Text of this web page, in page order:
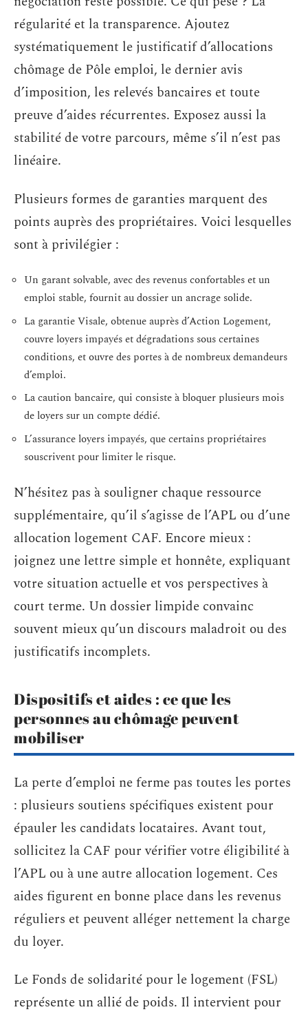
régularité et la transparence. Ajoutez
systématiquement le justificatif d’allocations
chômage de Pôle emploi, le dernier avis
d’imposition, les relevés bancaires et toute
preuve d’aides récurrentes. Exposez aussi la
stabilité de votre parcours, même s’il n’est pas
linéaire.
Plusieurs formes de garanties marquent des
points auprès des propriétaires. Voici lesquelles
sont à privilégier :
Un garant solvable, avec des revenus confortables et un
emploi stable, fournit au dossier un ancrage solide.
La garantie Visale, obtenue auprès d’Action Logement,
couvre loyers impayés et dégradations sous certaines
conditions, et ouvre des portes à de nombreux demandeurs
d’emploi.
La caution bancaire, qui consiste à bloquer plusieurs mois
de loyers sur un compte dédié.
L’assurance loyers impayés, que certains propriétaires
souscrivent pour limiter le risque.
N’hésitez pas à souligner chaque ressource
supplémentaire, qu’il s’agisse de l’APL ou d’une
allocation logement CAF. Encore mieux :
joignez une lettre simple et honnête, expliquant
votre situation actuelle et vos perspectives à
court terme. Un dossier limpide convainc
souvent mieux qu’un discours maladroit ou des
justificatifs incomplets.
Dispositifs et aides : ce que les
personnes au chômage peuvent
mobiliser
La perte d’emploi ne ferme pas toutes les portes
: plusieurs soutiens spécifiques existent pour
épauler les candidats locataires. Avant tout,
sollicitez la CAF pour vérifier votre éligibilité à
l’APL ou à une autre allocation logement. Ces
aides figurent en bonne place dans les revenus
réguliers et peuvent alléger nettement la charge
du loyer.
Le Fonds de solidarité pour le logement (FSL)
représente un allié de poids. Il intervient pour